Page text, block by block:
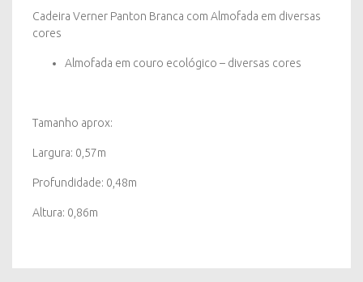
Cadeira Verner Panton Branca com Almofada em diversas
cores
Almofada em couro ecológico – diversas cores
Tamanho aprox:
Largura: 0,57m
Profundidade: 0,48m
Altura: 0,86m